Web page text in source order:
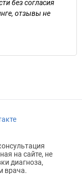
без согласия
отзывы не
на сайте, не
диагноза,
врача.